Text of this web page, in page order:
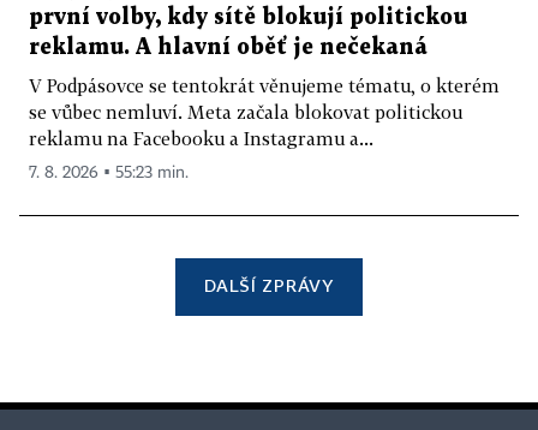
první volby, kdy sítě blokují politickou
reklamu. A hlavní oběť je nečekaná
V Podpásovce se tentokrát věnujeme tématu, o kterém
se vůbec nemluví. Meta začala blokovat politickou
reklamu na Facebooku a Instagramu a...
7. 8. 2026 ▪ 55:23 min.
DALŠÍ ZPRÁVY